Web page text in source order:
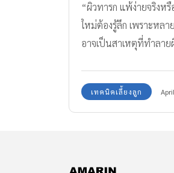
“ผิวทารก แพ้ง่ายจริงห
ใหม่ต้องรู้ลึก เพราะหล
อาจเป็นสาเหตุที่ทำลา
เทคนิคเลี้ยงลูก